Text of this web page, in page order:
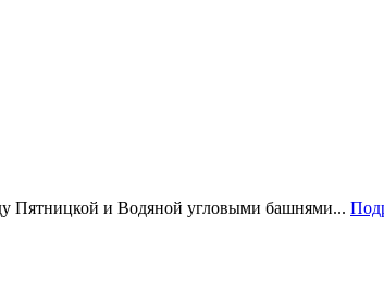
Пятницкой и Водяной угловыми башнями...